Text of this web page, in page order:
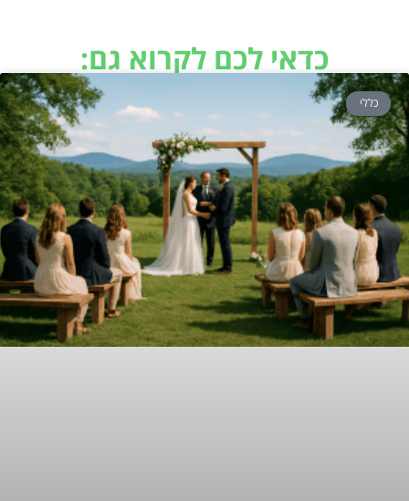
כדאי לכם לקרוא גם:
כללי